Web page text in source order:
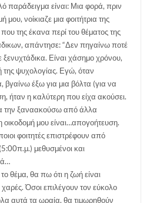
παράδειγμα είναι: Μια φορά, πριν
μου, νοίκιαζε μια φοιτήτρια της
της έκανα περί του θέματος της
απάντησε: “Δεν πηγαίνω ποτέ
ξενυχτάδικα. Είναι χάσημο χρόνου,
της ψυχολογίας. Εγώ, όταν
έξω για μια βόλτα (για να
ήταν η καλύτερη που είχα ακούσει.
την ξαναακούσω από άλλα
οικοδομή μου είναι…απογοήτευση.
φοιτητές επιστρέφουν από
μεθυσμένοι και
θέμα, θα πω ότι η ζωή είναι
χαρές. Όσοι επιλέγουν τον εύκολο
αυτά τα ωραία, θα τιμωρηθούν